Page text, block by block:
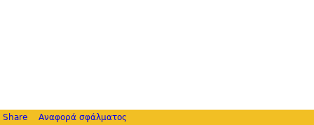
Share Αναφορά σφάλματος